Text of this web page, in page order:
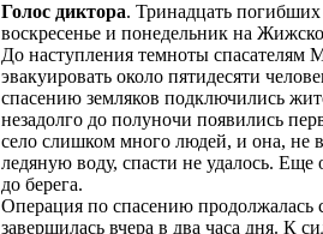
Голос диктора. Тринадцать
воскресенье и понедельник на
До наступления темноты спасателям
эвакуировать около пятидесяти
спасению земляков подключились
незадолго до полуночи появились
село слишком много людей, и она, не
ледяную воду, спасти не удалось.
до берега.
Операция по спасению продолжалась с
завершилась вчера в два часа дня. К